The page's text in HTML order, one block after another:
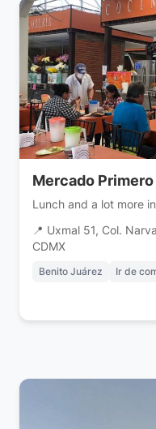
Mercado
Lunch and a lot more
📍 Uxmal 51, Col.
CDMX
Benito Juárez Ir de